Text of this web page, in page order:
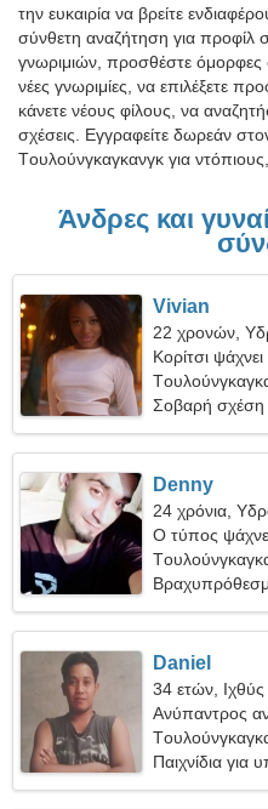
την ευκαιρία να βρείτε
σύνθετη αναζήτηση για προφίλ
γνωριμιών, προσθέστε
νέες γνωριμίες, να επιλέξετε
κάνετε νέους φίλους, να
σχέσεις. Εγγραφείτε δωρεάν
Tουλούνγκαγκανγκ για
Άνδρες και
Vivian
22 χρονών,
Κορίτσι
Σοβαρή σχέση
Denny
24 χρόνια,
Ο τύπος
Daniel
34 ετών, Ιχθύς
Ανύπαντρος
Παιχνίδια για